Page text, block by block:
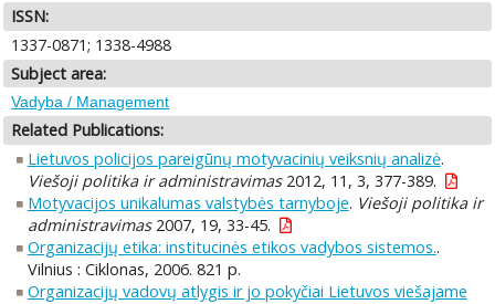
ISSN:
1337-0871; 1338-4988
Subject area:
Vadyba / Management
Related Publications:
Lietuvos policijos pareigūnų motyvacinių veiksnių analizė.
Viešoji politika ir administravimas2012, 11, 3, 377-389.
Motyvacijos unikalumas valstybės tarnyboje. Viešoji politika ir
administravimas2007, 19, 33-45.
Organizacijų etika: institucinės etikos vadybos sistemos..
Vilnius : Ciklonas, 2006. 821 p.
Organizacijų vadovų atlygis ir jo pokyčiai Lietuvos viešajame